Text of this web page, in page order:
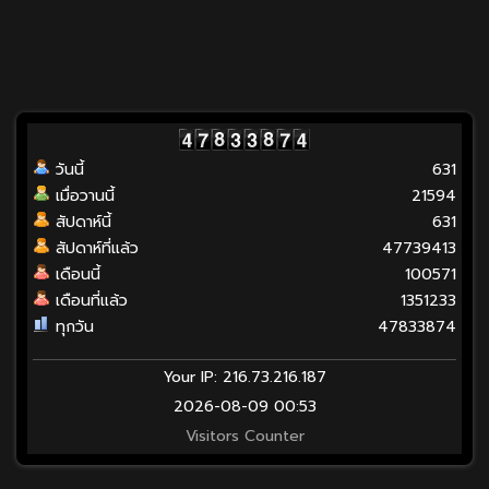
วันนี้
เมื่อวานนี้
สัปดาห์นี้
สัปดาห์ที่แล้ว
เดือนนี้
เดือนที่แล้ว
ทุกวัน
631
21594
631
47739413
100571
1351233
47833874
Your IP: 216.73.216.187
2026-08-09 00:53
Visitors Counter